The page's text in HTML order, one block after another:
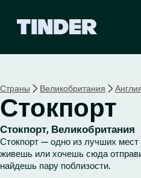
а
я
с
т
р
а
н
Страны Великобритания
Стокпорт
Стокпорт, Великобритания
Стокпорт — одно из лучших
живешь или хочешь сюда
найдешь пару поблизости.